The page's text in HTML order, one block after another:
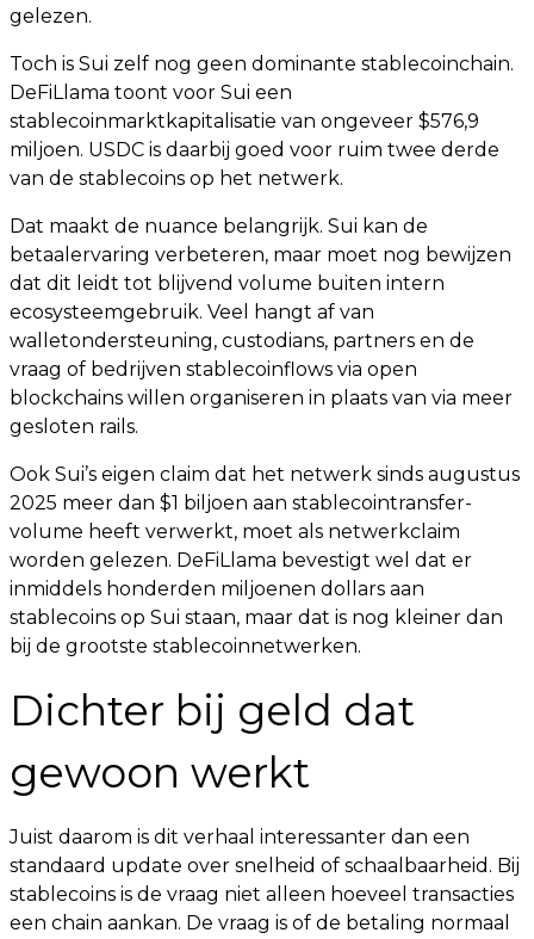
gelezen.
Toch is Sui zelf nog geen dominante stablecoinchain.
DeFiLlama toont voor Sui een
stablecoinmarktkapitalisatie van ongeveer $576,9
miljoen. USDC is daarbij goed voor ruim twee derde
van de stablecoins op het netwerk.
Dat maakt de nuance belangrijk. Sui kan de
betaalervaring verbeteren, maar moet nog bewijzen
dat dit leidt tot blijvend volume buiten intern
ecosysteemgebruik. Veel hangt af van
walletondersteuning, custodians, partners en de
vraag of bedrijven stablecoinflows via open
blockchains willen organiseren in plaats van via meer
gesloten rails.
Ook Sui’s eigen claim dat het netwerk sinds augustus
2025 meer dan $1 biljoen aan stablecointransfer-
volume heeft verwerkt, moet als netwerkclaim
worden gelezen. DeFiLlama bevestigt wel dat er
inmiddels honderden miljoenen dollars aan
stablecoins op Sui staan, maar dat is nog kleiner dan
bij de grootste stablecoinnetwerken.
Dichter bij geld dat
gewoon werkt
Juist daarom is dit verhaal interessanter dan een
standaard update over snelheid of schaalbaarheid. Bij
stablecoins is de vraag niet alleen hoeveel transacties
een chain aankan. De vraag is of de betaling normaal